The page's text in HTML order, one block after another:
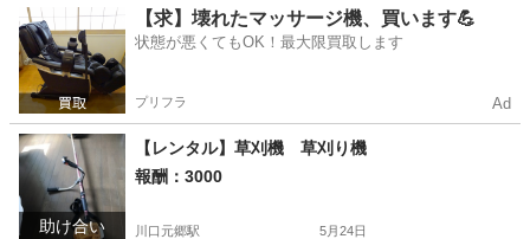
埼玉 川口市 川口元郷駅 食器 たち吉
【求】壊れたマッサージ機、買います💪
状態が悪くてもOK！最大限買取します
プリフラ Ad
助け合い
【レンタル】草刈機 草刈り機
報酬：3000
川口元郷駅 5月24日